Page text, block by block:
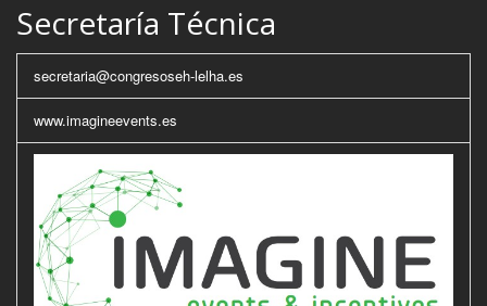
Secretaría Técnica
secretaria@congresoseh-lelha.es
www.imagineevents.es